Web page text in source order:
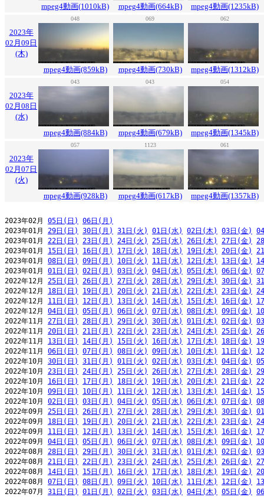
mpeg4動画(1010kB)
mpeg4動画(664kB) mpeg4動画(1235kB)
048 069 062
2023年
02月09日
(木)
mpeg4動画(859kB)
mpeg4動画(730kB) mpeg4動画(1312kB)
043 043 054
2023年
02月08日
(水)
mpeg4動画(884kB)
mpeg4動画(679kB) mpeg4動画(1345kB)
057 1123 061
2023年
02月07日
(火)
mpeg4動画(928kB)
mpeg4動画(617kB) mpeg4動画(1357kB)
2023年02月 05日(日)
06日(月)
2023年01月 29日(日) 30日(月) 31日(火) 01日(水) 02日(木) 03日(金)
2023年01月 22日(日) 23日(月) 24日(火) 25日(水) 26日(木) 27日(金)
2023年01月 15日(日) 16日(月) 17日(火) 18日(水) 19日(木) 20日(金)
2023年01月 08日(日) 09日(月) 10日(火) 11日(水) 12日(木) 13日(金)
2023年01月 01日(日) 02日(月) 03日(火) 04日(水) 05日(木) 06日(金)
2022年12月 25日(日) 26日(月) 27日(火) 28日(水) 29日(木) 30日(金)
2022年12月 18日(日) 19日(月) 20日(火) 21日(水) 22日(木) 23日(金)
2022年12月 11日(日) 12日(月) 13日(火) 14日(水) 15日(木) 16日(金)
2022年12月 04日(日) 05日(月) 06日(火) 07日(水) 08日(木) 09日(金)
2022年11月 27日(日) 28日(月) 29日(火) 30日(水) 01日(木) 02日(金)
2022年11月 20日(日) 21日(月) 22日(火) 23日(水) 24日(木) 25日(金)
2022年11月 13日(日) 14日(月) 15日(火) 16日(水) 17日(木) 18日(金)
2022年11月 06日(日) 07日(月) 08日(火) 09日(水) 10日(木) 11日(金)
2022年10月 30日(日) 31日(月) 01日(火) 02日(水) 03日(木) 04日(金)
2022年10月 23日(日) 24日(月) 25日(火) 26日(水) 27日(木) 28日(金)
2022年10月 16日(日) 17日(月) 18日(火) 19日(水) 20日(木) 21日(金)
2022年10月 09日(日) 10日(月) 11日(火) 12日(水) 13日(木) 14日(金)
2022年10月 02日(日) 03日(月) 04日(火) 05日(水) 06日(木) 07日(金)
2022年09月 25日(日) 26日(月) 27日(火) 28日(水) 29日(木) 30日(金)
2022年09月 18日(日) 19日(月) 20日(火) 21日(水) 22日(木) 23日(金)
2022年09月 11日(日) 12日(月) 13日(火) 14日(水) 15日(木) 16日(金)
2022年09月 04日(日) 05日(月) 06日(火) 07日(水) 08日(木) 09日(金)
2022年08月 28日(日) 29日(月) 30日(火) 31日(水) 01日(木) 02日(金)
2022年08月 21日(日) 22日(月) 23日(火) 24日(水) 25日(木) 26日(金)
2022年08月 14日(日) 15日(月) 16日(火) 17日(水) 18日(木) 19日(金)
2022年08月 07日(日) 08日(月) 09日(火) 10日(水) 11日(木) 12日(金)
2022年07月 31日(日) 01日(月) 02日(火) 03日(水) 04日(木) 05日(金)